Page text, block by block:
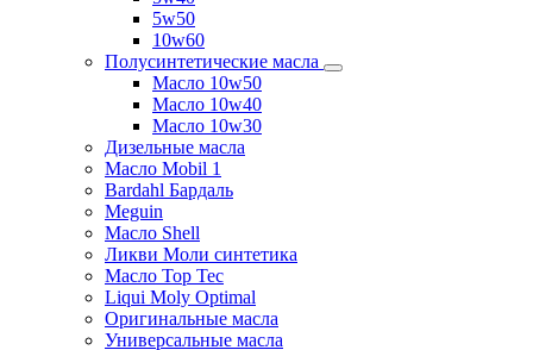
5w50
10w60
Полусинтетические масла
Масло 10w50
Масло 10w40
Масло 10w30
Дизельные масла
Масло Mobil 1
Bardahl Бардаль
Meguin
Масло Shell
Ликви Моли синтетика
Масло Top Tec
Liqui Moly Optimal
Оригинальные масла
Универсальные масла